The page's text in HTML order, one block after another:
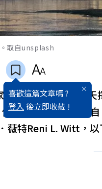
取自unsplash
喜歡這篇文章嗎 ?
登入 後立即收藏 !
都承認市場上物競
遭淘汰。（本文摘
特Reni L. Witt，以